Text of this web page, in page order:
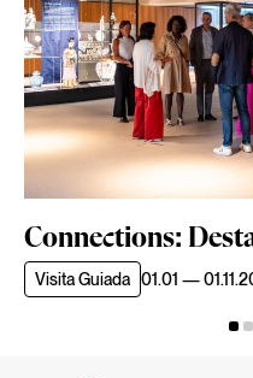
Connections:
Visita Guiada 01.01 —